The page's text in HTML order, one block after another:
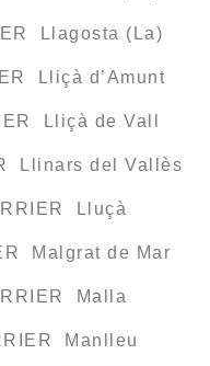
Llagosta (La)
Lliçà d’Amunt
Lliçà de Vall
Llinars del Vallès
Lluçà
Malgrat de Mar
Malla
Manlleu